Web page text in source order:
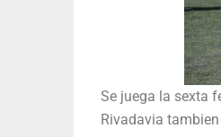
Se juega la sexta
Rivadavia